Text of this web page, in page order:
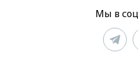
Мы в